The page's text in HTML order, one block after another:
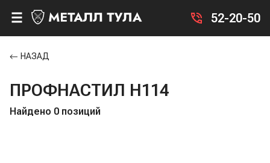
52-20-50
НАЗАД
ПРОФНАСТИЛ Н114
Найдено 0 позиций